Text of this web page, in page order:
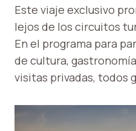
Este viaje exclusivo
lejos de los circuitos
En el programa para
de cultura,
visitas privadas, todos